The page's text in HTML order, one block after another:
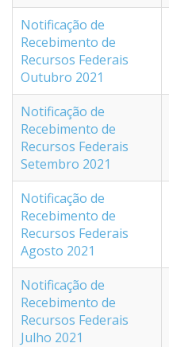
Notificação de
Recebimento de
Recursos Federais
Outubro 2021
Notificação de
Recebimento de
Recursos Federais
Setembro 2021
Notificação de
Recebimento de
Recursos Federais
Agosto 2021
Notificação de
Recebimento de
Recursos Federais
Julho 2021